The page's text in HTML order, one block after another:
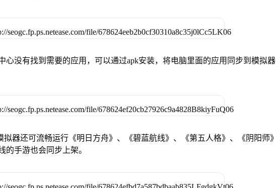
心没有找到需要的应用，可以通过apk安装，将电脑里面的应用同步到模拟器
拟器还可流畅运行《明日方舟》、《碧蓝航线》、《第五人格》、《阴阳师》
的手游也会同步上架。